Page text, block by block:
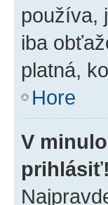
používa,
iba
platná,
Hore
V
prihlásiť!